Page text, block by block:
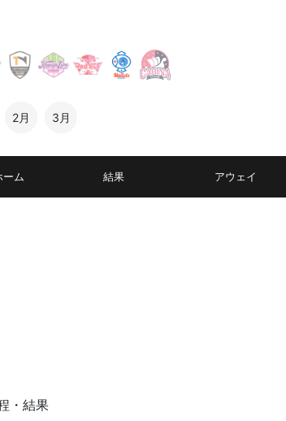
2月 3月
ーム 結果 アウェイ
・結果